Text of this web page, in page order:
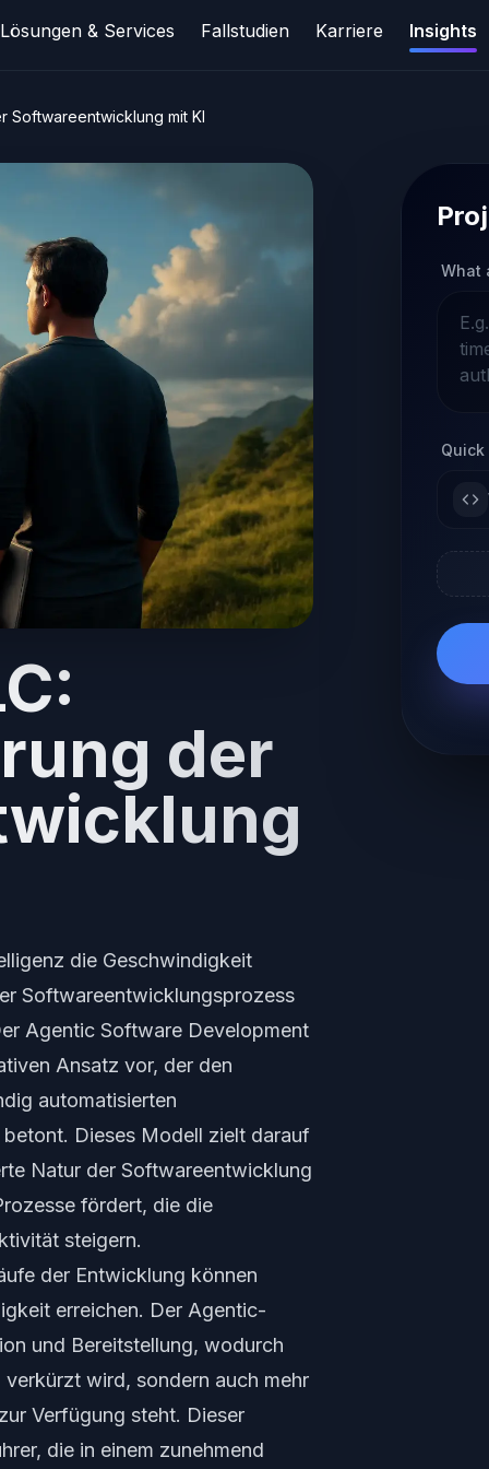
Lösungen & Services Fallstudien Karriere Insights
Softwareentwicklung mit KI
der
die Geschwindigkeit
Softwareentwicklungsprozess
Agentic Software Development
Ansatz vor, der den
automatisierten
Dieses Modell zielt darauf
Natur der Softwareentwicklung
fördert, die die
steigern.
der Entwicklung können
erreichen. Der Agentic-
und Bereitstellung, wodurch
wird, sondern auch mehr
Verfügung steht. Dieser
die in einem zunehmend
What